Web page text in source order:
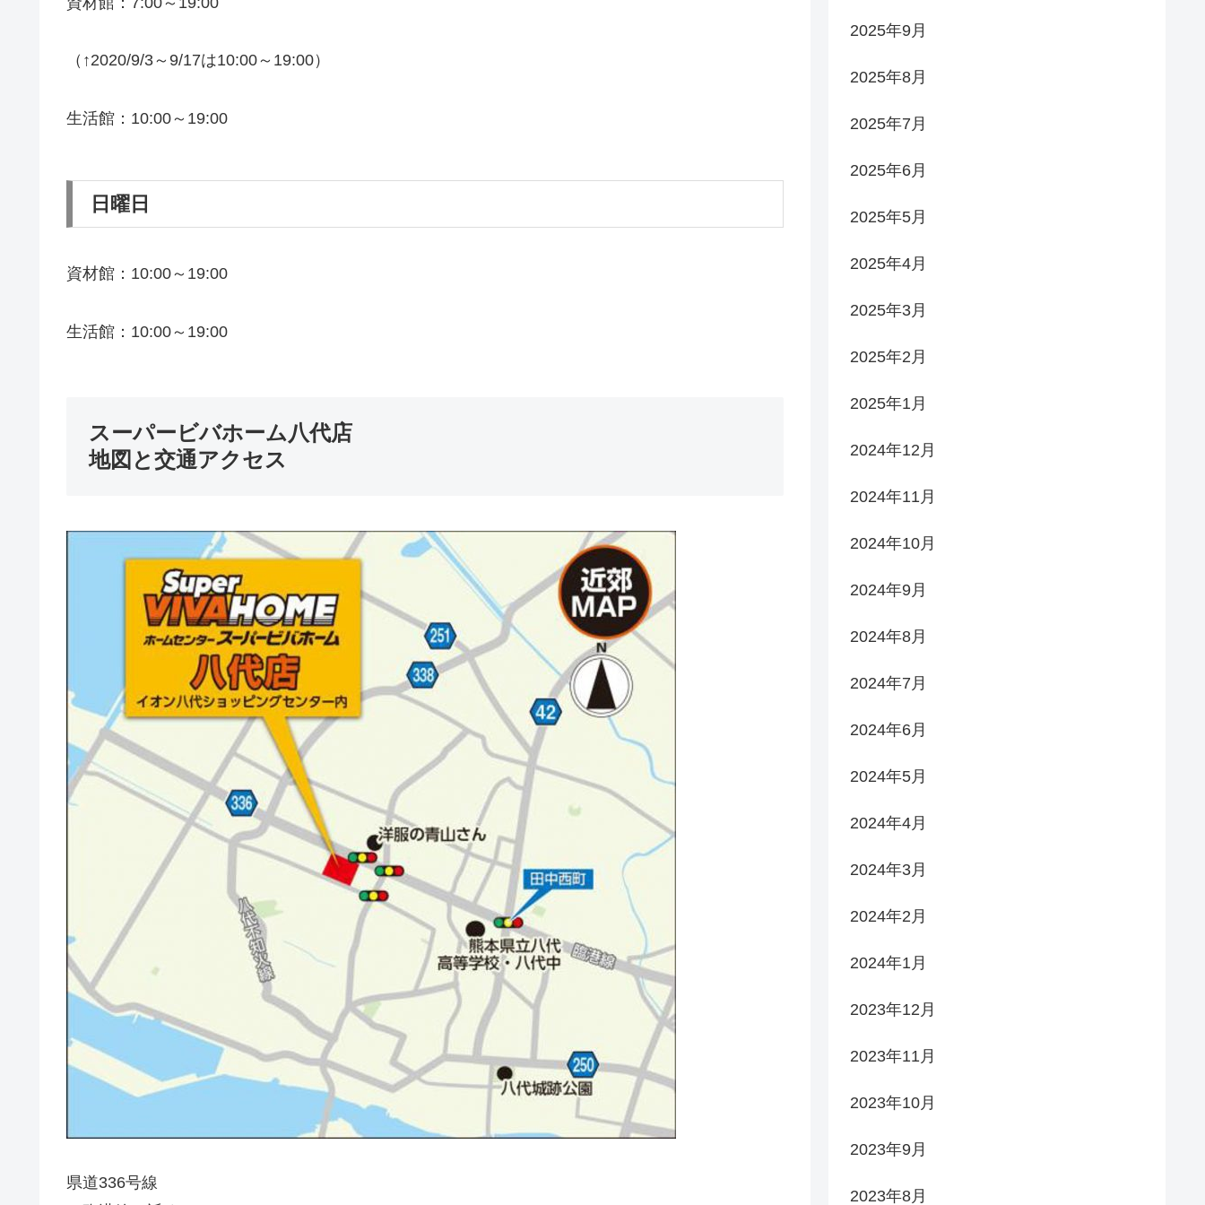
（↑2020/9/3～9/17は10:00～19:00）
生活館：10:00～19:00
日曜日
資材館：10:00～19:00
生活館：10:00～19:00
スーパービバホーム八代店
地図と交通アクセス
県道336号線
2025年9月
2025年8月
2025年7月
2025年6月
2025年5月
2025年4月
2025年3月
2025年2月
2025年1月
2024年12月
2024年11月
2024年10月
2024年9月
2024年8月
2024年7月
2024年6月
2024年5月
2024年4月
2024年3月
2024年2月
2024年1月
2023年12月
2023年11月
2023年10月
2023年9月
2023年8月